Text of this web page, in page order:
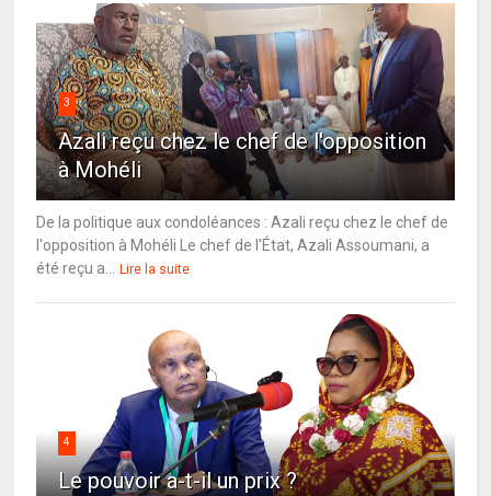
3
Azali reçu chez le chef de l'opposition
à Mohéli
De la politique aux condoléances : Azali reçu chez le chef de
l'opposition à Mohéli Le chef de l'État, Azali Assoumani, a
été reçu a... Lire la suite
4
Le pouvoir a-t-il un prix ?